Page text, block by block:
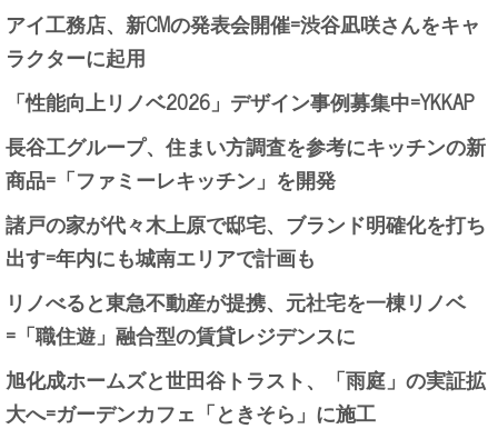
アイ工務店、新CMの発表会開催=渋谷凪咲さんをキャ
ラクターに起用
「性能向上リノベ2026」デザイン事例募集中=YKKAP
長谷工グループ、住まい方調査を参考にキッチンの新
商品=「ファミーレキッチン」を開発
諸戸の家が代々木上原で邸宅、ブランド明確化を打ち
出す=年内にも城南エリアで計画も
リノべると東急不動産が提携、元社宅を一棟リノベ
=「職住遊」融合型の賃貸レジデンスに
旭化成ホームズと世田谷トラスト、「雨庭」の実証拡
大へ=ガーデンカフェ「ときそら」に施工